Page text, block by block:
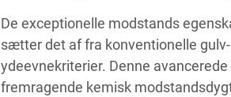
De exceptionelle modstands
sætter det af fra konventionelle
ydeevnekriterier. Denne
fremragende kemisk